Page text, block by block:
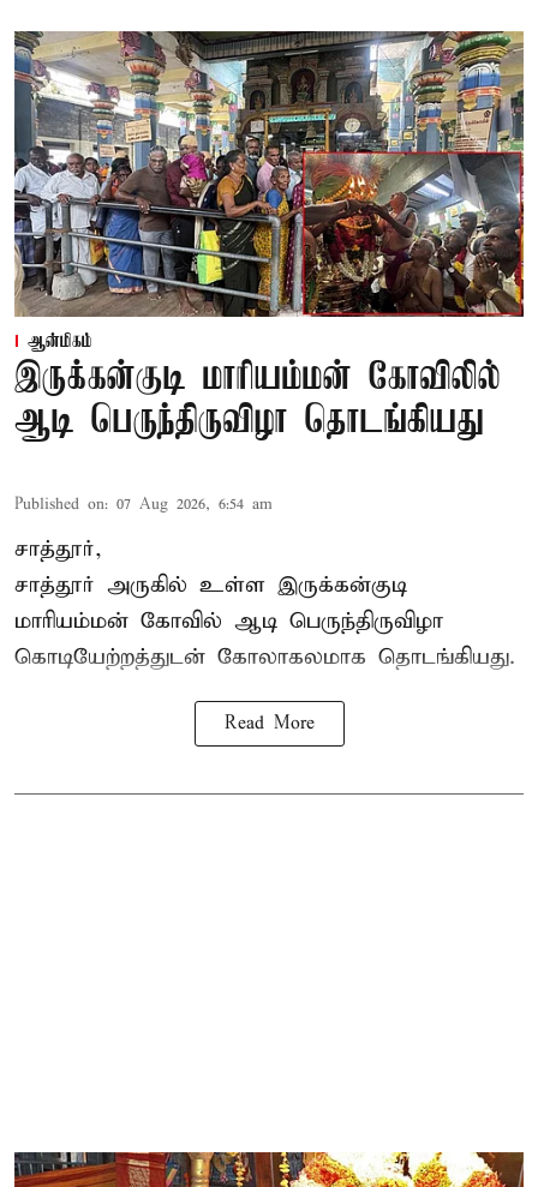
ஆன்மிகம்
இருக்கன்குடி மாரியம்மன் கோவிலில்
ஆடி பெருந்திருவிழா தொடங்கியது
Published on: 07 Aug 2026, 6:54 am
சாத்தூர்,
சாத்தூர் அருகில் உள்ள இருக்கன்குடி
மாரியம்மன் கோவில் ஆடி பெருந்திருவிழா
கொடியேற்றத்துடன் கோலாகலமாக தொடங்கியது.
Read More